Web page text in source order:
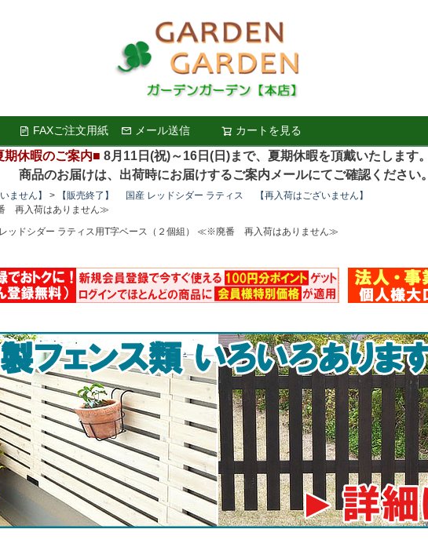
FAXご注文用紙 メール送信 カートを見る
検索
期休暇のご案内■ 8月11日(祝)～16日(日)まで、夏期休暇を頂戴いたします。
のお届けは、出荷時にお届けするご案内メールにてご確認ください。
ません】
【販売終了】 国産 レッドシダー ラティス 【再入荷はございません】
再入荷はありません≫
ッドシダー ラティス用T字ベース（２個組） ≪※廃番 再入荷はありません≫